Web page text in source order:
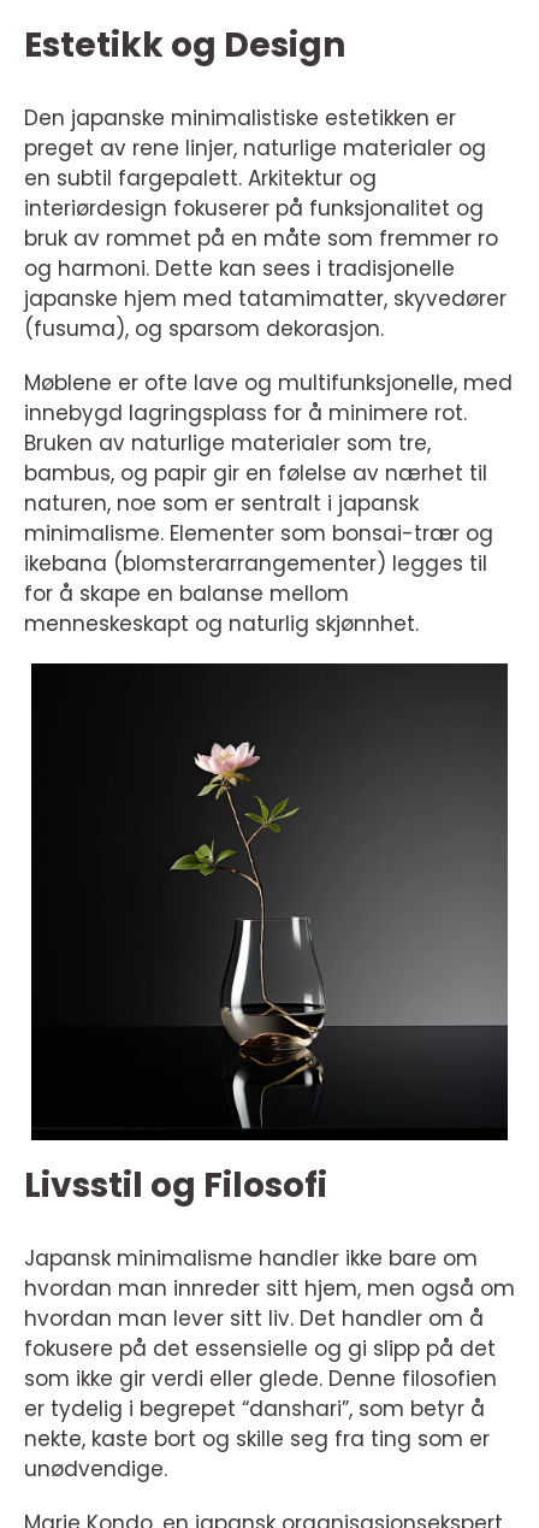
Estetikk og Design
Den japanske minimalistiske estetikken er
preget av rene linjer, naturlige materialer og
en subtil fargepalett. Arkitektur og
interiørdesign fokuserer på funksjonalitet og
bruk av rommet på en måte som fremmer ro
og harmoni. Dette kan sees i tradisjonelle
japanske hjem med tatamimatter, skyvedører
(fusuma), og sparsom dekorasjon.
Møblene er ofte lave og multifunksjonelle, med
innebygd lagringsplass for å minimere rot.
Bruken av naturlige materialer som tre,
bambus, og papir gir en følelse av nærhet til
naturen, noe som er sentralt i japansk
minimalisme. Elementer som bonsai-trær og
ikebana (blomsterarrangementer) legges til
for å skape en balanse mellom
menneskeskapt og naturlig skjønnhet.
Livsstil og Filosofi
Japansk minimalisme handler ikke bare om
hvordan man innreder sitt hjem, men også om
hvordan man lever sitt liv. Det handler om å
fokusere på det essensielle og gi slipp på det
som ikke gir verdi eller glede. Denne filosofien
er tydelig i begrepet “danshari”, som betyr å
nekte, kaste bort og skille seg fra ting som er
unødvendige.